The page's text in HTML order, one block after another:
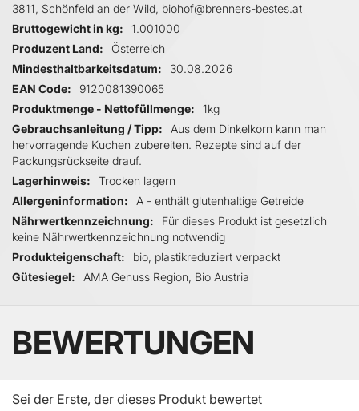
3811, Schönfeld an der Wild, biohof@brenners-bestes.at
Bruttogewicht in kg
1.001000
Produzent Land
Österreich
Mindesthaltbarkeitsdatum
30.08.2026
EAN Code
9120081390065
Produktmenge - Nettofüllmenge
1kg
Gebrauchsanleitung / Tipp
Aus dem Dinkelkorn kann man
hervorragende Kuchen zubereiten. Rezepte sind auf der
Packungsrückseite drauf.
Lagerhinweis
Trocken lagern
Allergeninformation
A - enthält glutenhaltige Getreide
Nährwertkennzeichnung
Für dieses Produkt ist gesetzlich
keine Nährwertkennzeichnung notwendig
Produkteigenschaft
bio, plastikreduziert verpackt
Gütesiegel
AMA Genuss Region, Bio Austria
BEWERTUNGEN
Sei der Erste, der dieses Produkt bewertet